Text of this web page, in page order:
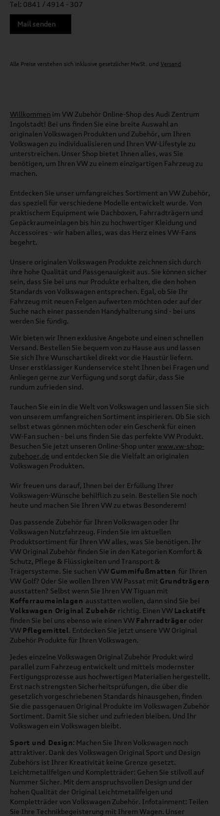
Tel: 0841 / 4914 - 307
Mail senden
Alle Preise verstehen sich inklusive gesetzlicher MwSt. und Versand
Willkommen im VW Zubehör Online-Shop des Audi Zentrum
Ingolstadt! Bei uns finden Sie eine breite Auswahl an
originalen Volkswagen Produkten und Zubehör, um Ihren
Volkswagen zu individualisieren und Ihren VW-Lifestyle zu
unterstreichen. Unser Shop bietet Ihnen alles, was Sie
benötigen, um Ihren VW zu einem einzigartigen Fahrzeug zu
machen.
Entdecken Sie unser umfangreiches Sortiment an VW Zubehör,
das speziell für verschiedene Modelle entwickelt wurde. Von
praktischem Equipment wie Dachboxen, Fahrradträgern und
Gepäckraumeinlagen bis hin zu hochwertiger Kleidung und
Accessoires - wir haben alles, was das Herz eines VW-Fans
begehrt.
Unsere originalen Volkswagen Produkte zeichnen sich durch
ihre hohe Qualität und Passgenauigkeit aus. Sie können sicher
sein, dass Sie bei uns nur Produkte erhalten, die den hohen
Standards von Volkswagen entsprechen. Egal, ob Sie Ihr
Fahrzeug mit neuen Felgen aufwerten möchten oder auf der
Suche nach einer passenden Handyhalterung sind - bei uns
werden Sie fündig.
Wir bieten wir Ihnen exklusive Angebote und einen schnellen
Versand. Bestellen Sie bequem von zu Hause aus und lassen
Sie sich Ihre Wunschartikel direkt vor die Haustür liefern.
Unser erstklassiger Kundenservice steht Ihnen bei Fragen und
Anliegen gerne zur Verfügung und sorgt dafür, dass Sie
rundum zufrieden sind.
Tauchen Sie ein in die Welt von Volkswagen und lassen Sie sich
von unserem umfangreichen Sortiment inspirieren. Ob Sie sich
selbst etwas gönnen möchten oder ein Geschenk für einen
VW-Fan suchen - bei uns finden Sie das perfekte VW Produkt.
Besuchen Sie jetzt unseren Online-Shop unter www.vw-shop-
zubehoer.de und entdecken Sie die Vielfalt an originalen
Volkswagen Produkten.
Wir freuen uns darauf, Ihnen bei der Erfüllung Ihrer
Volkswagen-Wünsche behilflich zu sein. Bestellen Sie noch
heute und machen Sie Ihren VW zu etwas Besonderem!
Das passende Zubehör für Ihren Volkswagen oder Ihr
Volkswagen Nutzfahrzeug. Finden Sie im aktuellen
Produktsortiment für Ihren VW alles, was Sie benötigen. Ihr
VW Original Zubehör finden Sie in den Kategorien Komfort &
Schutz, Pflege & Flüssigkeiten und Transport &
Trägersysteme. Sie suchen VW Gummifußmatten für Ihren
VW Golf? Oder Sie wollen Ihren VW Passat mit Grundträgern
ausstatten? Selbst wenn Sie Ihren VW Tiguan mit
Kofferraumeinlagen ausstatten wollen, dann sind Sie bei
Volkswagen Original Zubehör richtig. Einen VW Lackstift
finden Sie bei uns ebenso wie einen VW Fahrradträger oder
VW Pflegemittel. Entdecken Sie jetzt unsere VW Original
Zubehör Produkte für Ihren Volkswagen.
Jedes einzelne Volkswagen Original Zubehör Produkt wird
parallel zum Fahrzeug entwickelt und mittels modernster
Fertigungsprozesse aus hochwertigen Materialien hergestellt.
Erst nach strengsten Sicherheitsprüfungen, die über die
gesetzlich vorgeschriebenen Standards hinausgehen, finden
Sie die passgenauen Original Produkte im Volkswagen Zubehör
Sortiment. Damit Sie sicher und zufrieden bleiben. Und Ihr
Volkswagen ein Volkswagen bleibt.
Sport und Design: Machen Sie Ihren Volkswagen noch
attraktiver. Dank des Volkswagen Original Sport und Design
Zubehörs ist Ihrer Kreativität keine Grenze gesetzt.
Leichtmetallfelgen und Kompletträder: Gehen Sie stilvoll auf
Nummer Sicher. Mit dem anspruchsvollen Design und der
hohen Qualität der Original Leichtmetallfelgen und
Kompletträder von Volkswagen Zubehör. Infotainment: Teilen
Sie Ihre Technikbegeisterung mit Ihrem Wagen. Unser